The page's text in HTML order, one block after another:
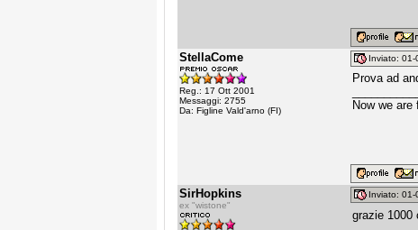
StellaCome
Reg.: 17 Ott 2001
Messaggi: 2755
Da: Figline Vald'arno (FI)
Inviato:
Prova ad
Now we are
SirHopkins
ex "wistone"
Inviato:
grazie 1000